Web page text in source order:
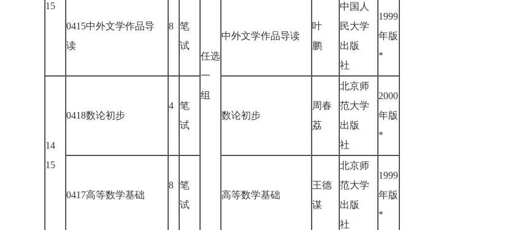
15
任选
一
组
0415中外文学作品导
读
8 笔
试
中外文学作品导读
叶
鹏
中国人
民大学
出版
社
1999
年版
*
14
15
0418数论初步
4 笔
试
数论初步
周春
荔
北京师
范大学
出版
社
2000
年版
*
0417高等数学基础
8 笔
试
高等数学基础
王德
谋
北京师
范大学
出版
社
1999
年版
*